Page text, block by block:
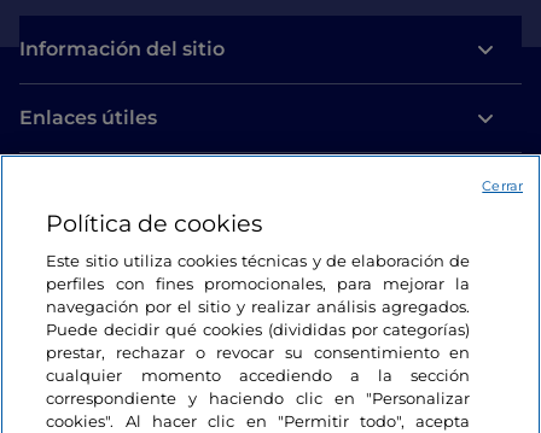
Información del sitio
Enlaces útiles
Estamos en contacto
Política de cookies
Este sitio utiliza cookies técnicas y de elaboración de
perfiles con fines promocionales, para mejorar la
navegación por el sitio y realizar análisis agregados.
Puede decidir qué cookies (divididas por categorías)
prestar, rechazar o revocar su consentimiento en
cualquier momento accediendo a la sección
correspondiente y haciendo clic en "Personalizar
cookies". Al hacer clic en "Permitir todo", acepta
Cerrar